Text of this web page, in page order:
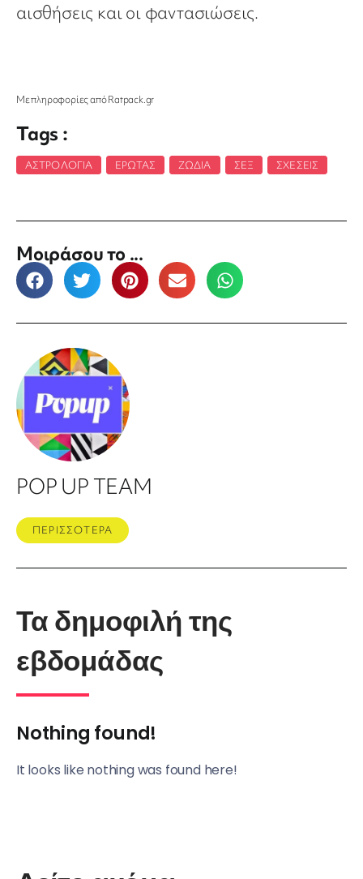
αισθήσεις και οι φαντασιώσεις.
Με πληροφορίες από Ratpack.gr
Tags :
ΑΣΤΡΟΛΟΓΊΑ ΈΡΩΤΑΣ ΖΏΔΙΑ ΣΕΞ ΣΧΈΣΕΙΣ
Μοιράσου το ...
POP UP TEAM
ΠΕΡΙΣΣΟΤΕΡΑ
Τα δημοφιλή της
εβδομάδας
Nothing found!
It looks like nothing was found here!